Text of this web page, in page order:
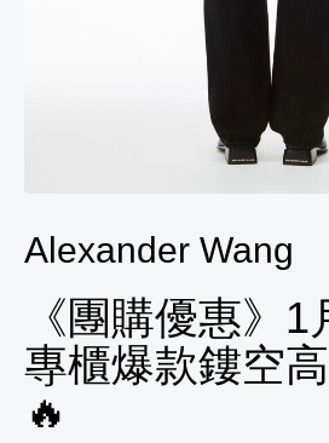
Alexander Wang
《團購優惠》1
專櫃爆款鏤空
🔥